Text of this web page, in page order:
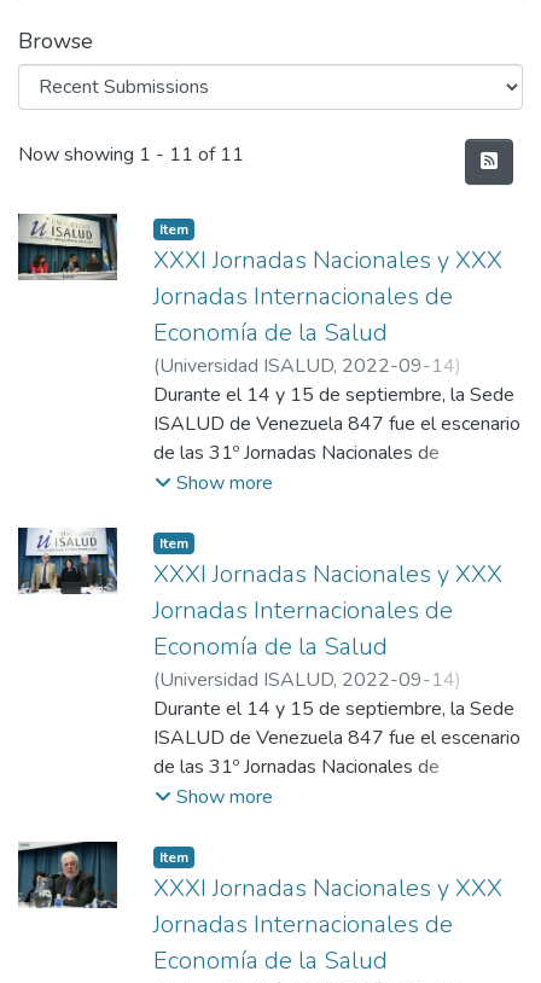
Browse
Recent Submissions
Now showing 1 - 11 of 11
Item
XXXI Jornadas Nacionales y XXX
Jornadas Internacionales de
Economía de la Salud
(Universidad ISALUD, 2022-09-14)
Departamento de Comunicación,
Universidad ISALUD
Durante el 14 y 15 de septiembre, la Sede
ISALUD de Venezuela 847 fue el escenario
de las 31º Jornadas Nacionales de
Economía de la Salud bajo el lema "Lo que
organizado junto a la Asociación de
Economía de la Salud (AES), reunió a
expertos para debatir sobre equidad,
pobreza y el impacto de la innovación
tecnológica en los sistemas sanitarios. Se
destacaron temas clave como la producción
pública de medicamentos y los desafíos del
crecimiento poblacional hacia el 2030.
Show more
Item
XXXI Jornadas Nacionales y XXX
Jornadas Internacionales de
Economía de la Salud
(Universidad ISALUD, 2022-09-14)
Departamento de Comunicación,
Universidad ISALUD
Durante el 14 y 15 de septiembre, la Sede
ISALUD de Venezuela 847 fue el escenario
de las 31º Jornadas Nacionales de
Economía de la Salud bajo el lema "Lo que
participaron Oscar Cetrángolo, Especialista
en Finanzas Públicas, Mónica Liliana
Levcovich, Directora de Economía de la
Salud del Ministerio de Salud de la Nación y
el Dr. Ginés González García, Rector
Show more
Item
XXXI Jornadas Nacionales y XXX
Jornadas Internacionales de
Economía de la Salud